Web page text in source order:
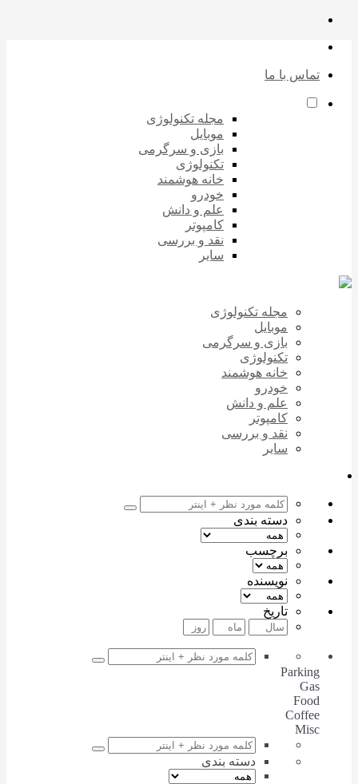
تماس با ما
مجله تکنولوژی
موبایل
بازی و سرگرمی
تکنولوژی
خانه هوشمند
خودرو
علم و دانش
کامپوتر
نقد و بررسی
سایر
مجله تکنولوژی
موبایل
بازی و سرگرمی
تکنولوژی
خانه هوشمند
خودرو
علم و دانش
کامپوتر
نقد و بررسی
سایر
دسته بندی
برچسب
نویسنده
تاریخ
Parking
Coffee
دسته بندی